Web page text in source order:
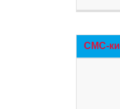
СМС-ки